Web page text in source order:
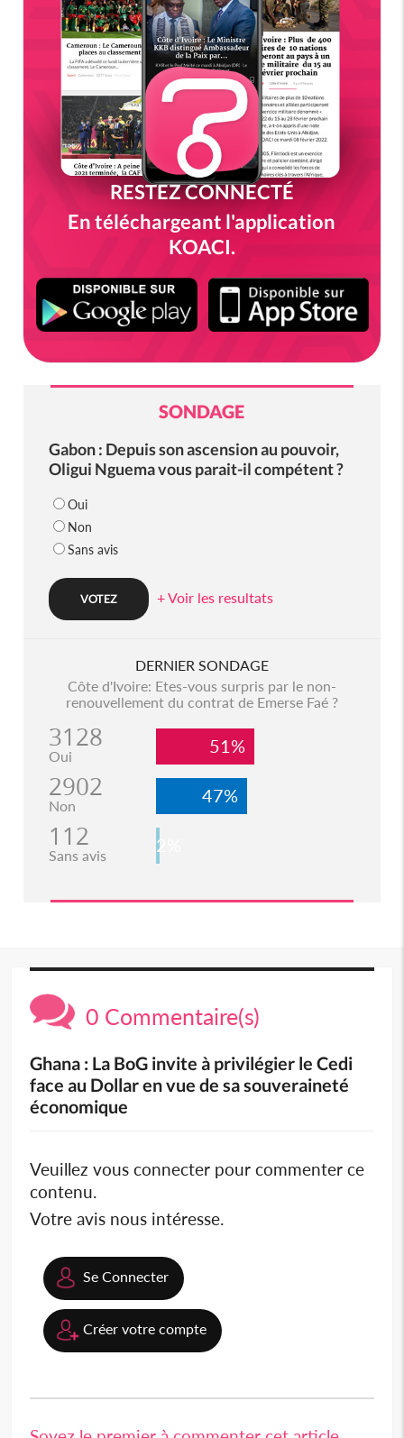
RESTEZ CONNECTÉ
En téléchargeant l'application
KOACI.
SONDAGE
Gabon : Depuis son ascension au pouvoir,
Oligui Nguema vous parait-il compétent ?
Oui
Non
Sans avis
+ Voir les resultats
DERNIER SONDAGE
Côte d'Ivoire: Etes-vous surpris par le non-
renouvellement du contrat de Emerse Faé ?
3128
Oui 51%
2902
Non 47%
112
Sans avis 2%
0 Commentaire(s)
Ghana : La BoG invite à privilégier le Cedi
face au Dollar en vue de sa souveraineté
économique
Veuillez vous connecter pour commenter ce
contenu.
Votre avis nous intéresse.
Se Connecter
Créer votre compte